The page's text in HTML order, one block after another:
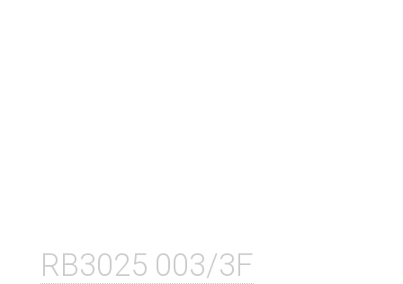
RB3025 003/3F